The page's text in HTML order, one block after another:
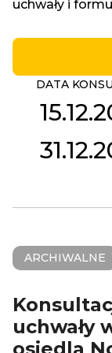
uchwały i
DATA
ARCHIWALNE
uchwały